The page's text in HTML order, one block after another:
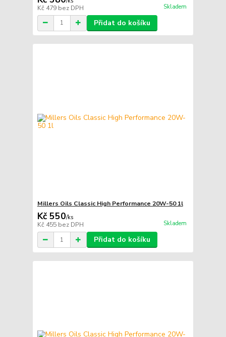
Kč 479 bez DPH Skladem
Přidat do košíku
Millers Oils Classic High Performance 20W-50 1l
Kč 550/ks
Kč 455 bez DPH Skladem
Přidat do košíku